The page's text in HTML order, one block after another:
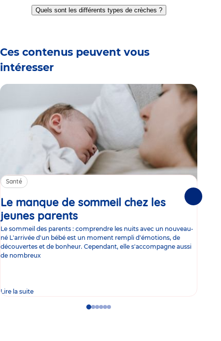
to
slide
to
slide
to
slide
to
slide
to
slide
to
slide
Quels sont les différents types de crèches ?
Ces contenus peuvent vous
intéresser
Santé
Le manque de sommeil chez les
jeunes parents
Le sommeil des parents : comprendre les nuits avec un nouveau-
né L'arrivée d'un bébé est un moment rempli d'émotions, de
découvertes et de bonheur. Cependant, elle s'accompagne aussi
de nombreux
Lire la suite
GoGoGoGo
GoGo